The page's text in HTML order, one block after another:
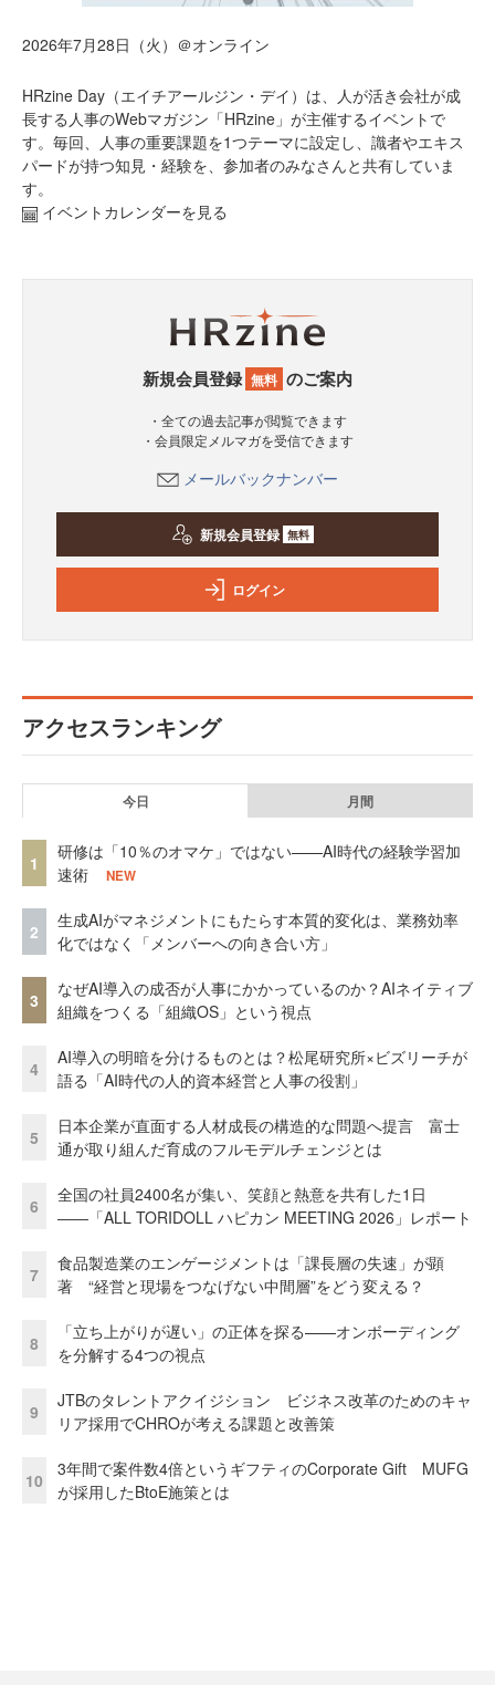
2026年7月28日（火）＠オンライン
HRzine Day（エイチアールジン・デイ）は、人が活き会社が成
長する人事のWebマガジン「HRzine」が主催するイベントで
す。毎回、人事の重要課題を1つテーマに設定し、識者やエキス
パードが持つ知見・経験を、参加者のみなさんと共有していま
す。
イベントカレンダーを見る
新規会員登録 無料 のご案内
・全ての過去記事が閲覧できます
・会員限定メルマガを受信できます
メールバックナンバー
新規会員登録 無料
ログイン
アクセスランキング
今日 月間
1
研修は「10％のオマケ」ではない——AI時代の経験学習加
速術
NEW
2
生成AIがマネジメントにもたらす本質的変化は、業務効率
化ではなく「メンバーへの向き合い方」
3
なぜAI導入の成否が人事にかかっているのか？AIネイティブ
組織をつくる「組織OS」という視点
4
AI導入の明暗を分けるものとは？松尾研究所×ビズリーチが
語る「AI時代の人的資本経営と人事の役割」
5
日本企業が直面する人材成長の構造的な問題へ提言 富士
通が取り組んだ育成のフルモデルチェンジとは
6
全国の社員2400名が集い、笑顔と熱意を共有した1日
――「ALL TORIDOLL ハピカン MEETING 2026」レポート
7
食品製造業のエンゲージメントは「課長層の失速」が顕
著 “経営と現場をつなげない中間層”をどう変える？
8
「立ち上がりが遅い」の正体を探る——オンボーディング
を分解する4つの視点
9
JTBのタレントアクイジション ビジネス改革のためのキャ
リア採用でCHROが考える課題と改善策
10
3年間で案件数4倍というギフティのCorporate Gift MUFG
が採用したBtoE施策とは